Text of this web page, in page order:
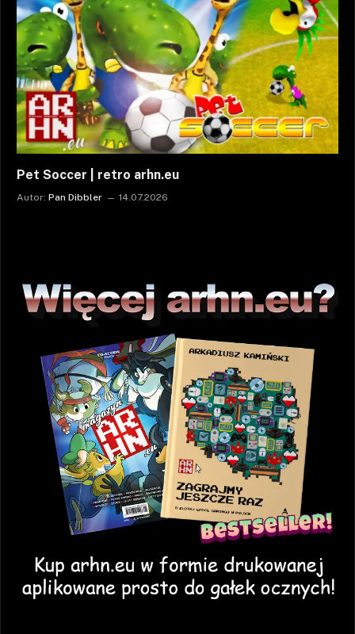
Pet Soccer | retro arhn.eu
Autor: Pan Dibbler 14.07.2026